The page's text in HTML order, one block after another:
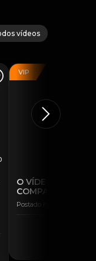
vídeos
VIP
O VÍDEO QUE
COMPARTILHADO
Postado há 5 dias